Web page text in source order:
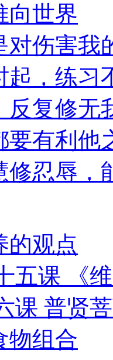
向世界
对伤害我
起，练习
反复修无
要有利他
修忍辱，
的观点
五课 《
课 普贤
物组合